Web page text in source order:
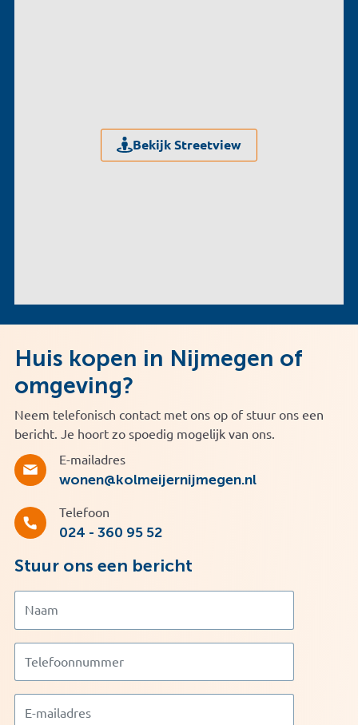
Bekijk Streetview
Huis kopen in Nijmegen of
omgeving?
Neem telefonisch contact met ons op of stuur ons een
bericht. Je hoort zo spoedig mogelijk van ons.
E-mailadres
wonen@kolmeijernijmegen.nl
Telefoon
024 - 360 95 52
Stuur ons een bericht